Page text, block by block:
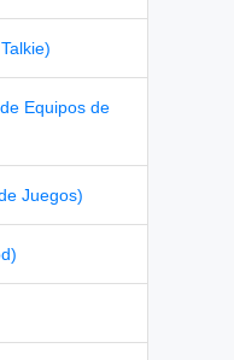
Equipos de
Juegos)